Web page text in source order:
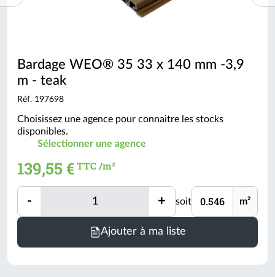
Bardage WEO® 35 33 x 140 mm -3,9
m - teak
Réf. 197698
Choisissez une agence pour connaitre les stocks
disponibles.
Sélectionner une agence
139,55 € TTC /m²
- Quantité + soit Unité m²
Ajouter à ma liste
Minimum